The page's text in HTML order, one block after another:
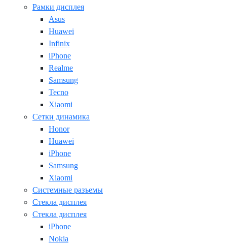
Рамки дисплея
Asus
Huawei
Infinix
iPhone
Realme
Samsung
Tecno
Xiaomi
Сетки динамика
Honor
Huawei
iPhone
Samsung
Xiaomi
Системные разъемы
Стекла дисплея
Стекла дисплея
iPhone
Nokia